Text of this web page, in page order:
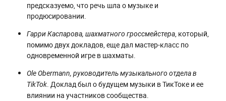
предсказуемо, что речь шла о музыке и
продюсировании.
Гарри Каспарова, шахматного гроссмейстера, который,
помимо двух докладов, еще дал мастер-класс по
одновременной игре в шахматы.
Ole Obermann, руководитель музыкального отдела в
TikTok. Доклад был о будущем музыки в ТикТоке и ее
влиянии на участников сообщества.